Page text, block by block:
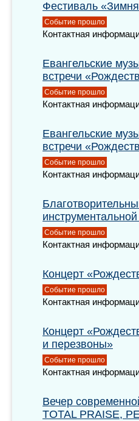
Фестиваль
Событие прошло
Контактная
Евангельские
встречи
Событие прошло
Контактная
Евангельские
встречи
Событие прошло
Контактная
Событие прошло
Контактная
Концерт
Событие прошло
Контактная
Концерт
и перезвоны»
Событие прошло
Контактная
Вечер
TOTAL PRAISE,